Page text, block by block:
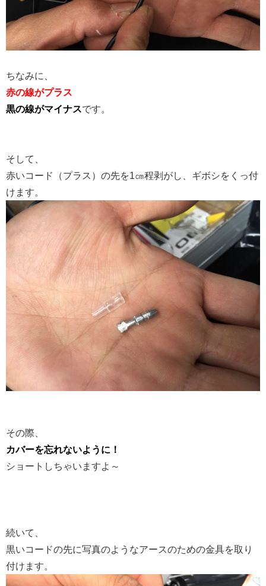
ちなみに、
赤の線がプラス
黒の線がマイナスです。
そして、
赤いコード（プラス）の先を1㎝程剥がし、ギボシをくっ付
けます。
その際、
カバーを忘れないように！
ショートしちゃいますよ～
続いて、
黒いコードの先に写真のようなアースのための金具を取り
付けます。